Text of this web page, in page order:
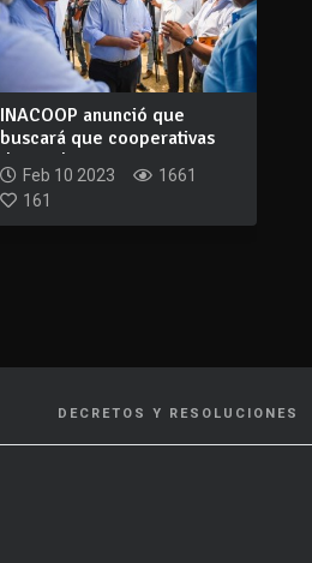
INACOOP anunció que
buscará que cooperativas
de productores...
Feb 10 2023
1661
161
DECRETOS Y RESOLUCIONES